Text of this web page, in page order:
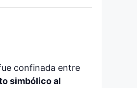
confinada entre
simbólico al